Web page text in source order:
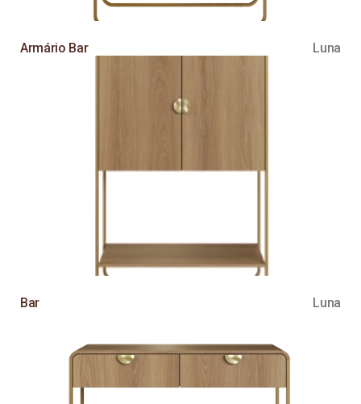
Armário Bar Luna
Bar Luna